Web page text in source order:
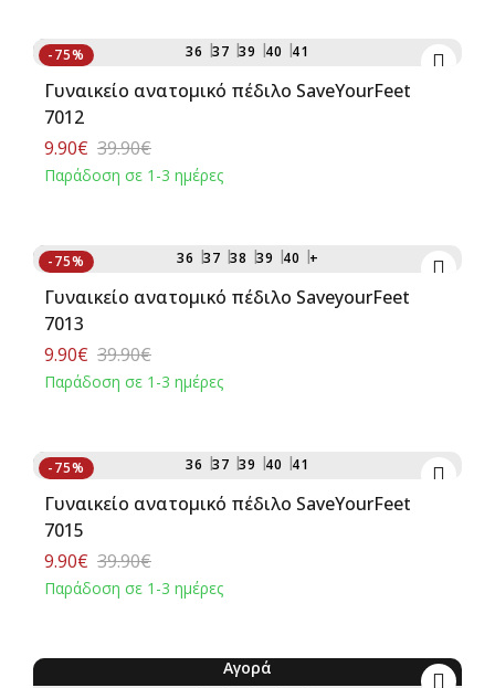
-75% 36 37 39 40 41
Γυναικείο ανατομικό πέδιλο SaveYourFeet
7012
9.90€ 39.90€
Παράδοση σε 1-3 ημέρες
-75% 36 37 38 39 40 +
Γυναικείο ανατομικό πέδιλο SaveyourFeet
7013
9.90€ 39.90€
Παράδοση σε 1-3 ημέρες
-75% 36 37 39 40 41
Γυναικείo ανατομικό πέδιλο SaveYourFeet
7015
9.90€ 39.90€
Παράδοση σε 1-3 ημέρες
Αγορά